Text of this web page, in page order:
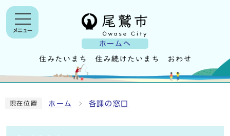
ホームへ
メニュー
現在位置 ホーム 各課の窓口